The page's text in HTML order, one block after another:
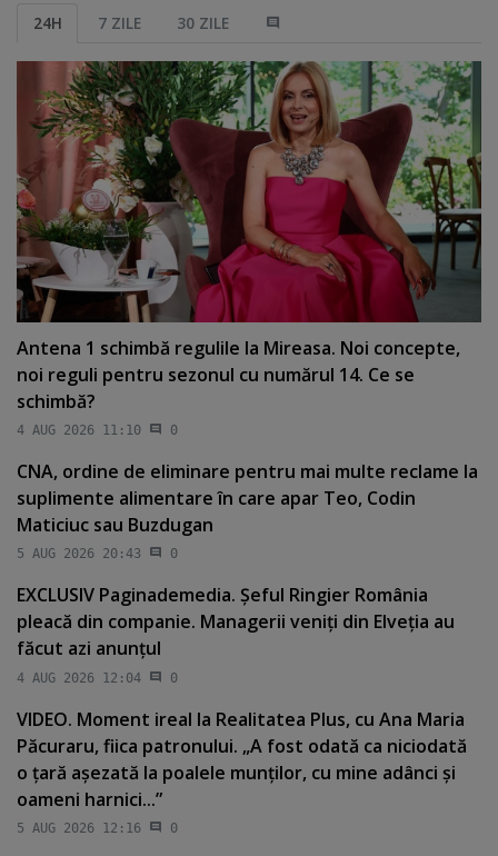
24H 7 ZILE 30 ZILE
Antena 1 schimbă regulile la Mireasa. Noi concepte,
noi reguli pentru sezonul cu numărul 14. Ce se
schimbă?
4 AUG 2026 11:10 0
CNA, ordine de eliminare pentru mai multe reclame la
suplimente alimentare în care apar Teo, Codin
Maticiuc sau Buzdugan
5 AUG 2026 20:43 0
EXCLUSIV Paginademedia. Şeful Ringier România
pleacă din companie. Managerii veniţi din Elveţia au
făcut azi anunţul
4 AUG 2026 12:04 0
VIDEO. Moment ireal la Realitatea Plus, cu Ana Maria
Păcuraru, fiica patronului. „A fost odată ca niciodată
o ţară aşezată la poalele munţilor, cu mine adânci şi
oameni harnici...”
5 AUG 2026 12:16 0